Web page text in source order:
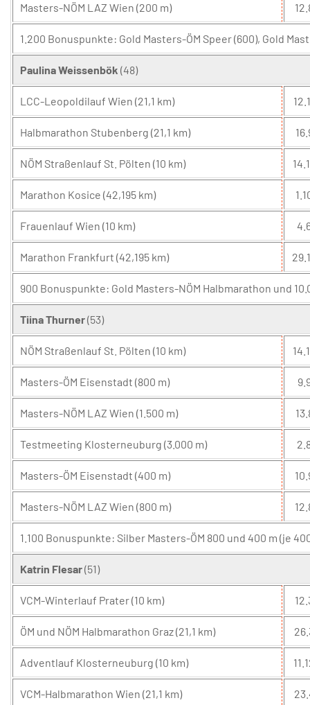
Masters-NÖM LAZ Wien (200 m)
1.200 Bonuspunkte: Gold Masters-ÖM Speer (600), Gold
Paulina Weissenbök (48)
LCC-Leopoldilauf Wien (21,1 km)
Halbmarathon Stubenberg (21,1 km)
NÖM Straßenlauf St. Pölten (10 km)
Marathon Kosice (42,195 km)
Frauenlauf Wien (10 km)
Marathon Frankfurt (42,195 km)
900 Bonuspunkte: Gold Masters-NÖM Halbmarathon und
Tiina Thurner(53)
NÖM Straßenlauf St. Pölten (10 km)
Masters-ÖM Eisenstadt (800 m)
Masters-NÖM LAZ Wien (1.500 m)
Testmeeting Klosterneuburg (3.000 m)
Masters-ÖM Eisenstadt (400 m)
Masters-NÖM LAZ Wien (800 m)
1.100 Bonuspunkte: Silber Masters-ÖM 800 und 400 m (je
Katrin Flesar(51)
VCM-Winterlauf Prater (10 km)
ÖM und NÖM Halbmarathon Graz (21,1 km)
Adventlauf Klosterneuburg (10 km)
VCM-Halbmarathon Wien (21,1 km)